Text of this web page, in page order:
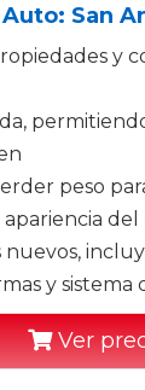
San
y
peso
del
nuevos,
y
Ver